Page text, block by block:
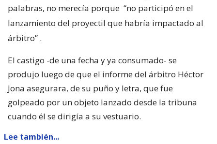
palabras, no merecía porque “no participó en el
lanzamiento del proyectil que habría impactado al
árbitro” .
El castigo -de una fecha y ya consumado- se
produjo luego de que el informe del árbitro Héctor
Jona asegurara, de su puño y letra, que fue
golpeado por un objeto lanzado desde la tribuna
cuando él se dirigía a su vestuario.
Lee también...